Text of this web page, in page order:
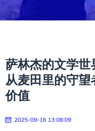
萨林杰的文学世
从麦田里的守
价值
2025-09-16 13:08:09